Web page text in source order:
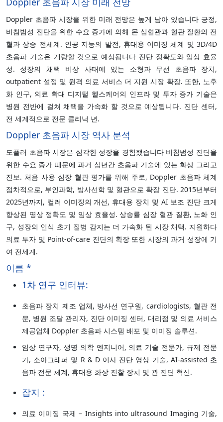
Doppler 초음파 시장을 위한 미래 전망은 높게 남아 있습니다 긍정,
비침범성 진단을 위한 수요 증가에 의해 몬 심혈관과 혈관 질환의 전
혈과 상승 전세계. 인공 지능의 발전, 휴대용 이미징 체계 및 3D/4D
초음파 기술은 개량할 것으로 예상됩니다 진단 정확도와 임상 효율
성. 성장의 채택 비상 사태에 있는 소형과 무선 초음파 장치,
outpatient 설정 및 원격 의료 서비스 더 지원 시장 확장. 또한, 노후
화 인구, 의료 확대 디지털 헬스케어의 인프라 및 투자 증가 기술은
병원 전반에 걸쳐 채택을 가속화 할 것으로 예상됩니다. 진단 센터,
전 세계적으로 전문 클리닉 년.
Doppler 초음파 시장 역사 분석
도플러 초음파 시장은 심각한 성장을 경험했습니다 비침범성 진단을
위한 수요 증가 때문에 과거 십년간 초음파 기술에 있는 화상 그리고
진보. 처음 사용 심장 혈관 평가를 위해 주로, Doppler 초음파 체계
점차적으로, 부인과학, 방사선학 및 혈관으로 확장 진단. 2015년부터
2025년까지, 컬러 이미징의 개선, 휴대용 장치 및 AI 보조 진단 크게
향상된 영상 정확도 및 임상 효율성. 상승률 심장 혈관 질환, 노화 인
구, 성장의 인식 초기 질병 감지는 더 가속화 된 시장 채택. 지원하다
의료 투자 및 Point-of-care 진단의 확장 또한 시장의 과거 성장에 기
여 전세계.
이름 *
1차 연구 인터뷰:
초음파 장치 제조 업체, 방사선 연구원, cardiologists, 혈관 전
문, 병원 조달 관리자, 진단 이미징 센터, 대리점 및 의료 서비스
제공업체 Doppler 초음파 시스템 배포 및 이미징 솔루션.
임상 연구자, 생명 의학 엔지니어, 의료 기술 전문가, 규제 전문
가, 소아그래퍼 및 R & D 이사 진단 영상 기술, AI-assisted 초
음파 전문 체계, 휴대용 화상 진찰 장치 및 관 진단 혁신.
잡지 :
의료 이미징 국제 – Insights into ultrasound Imaging 기술,